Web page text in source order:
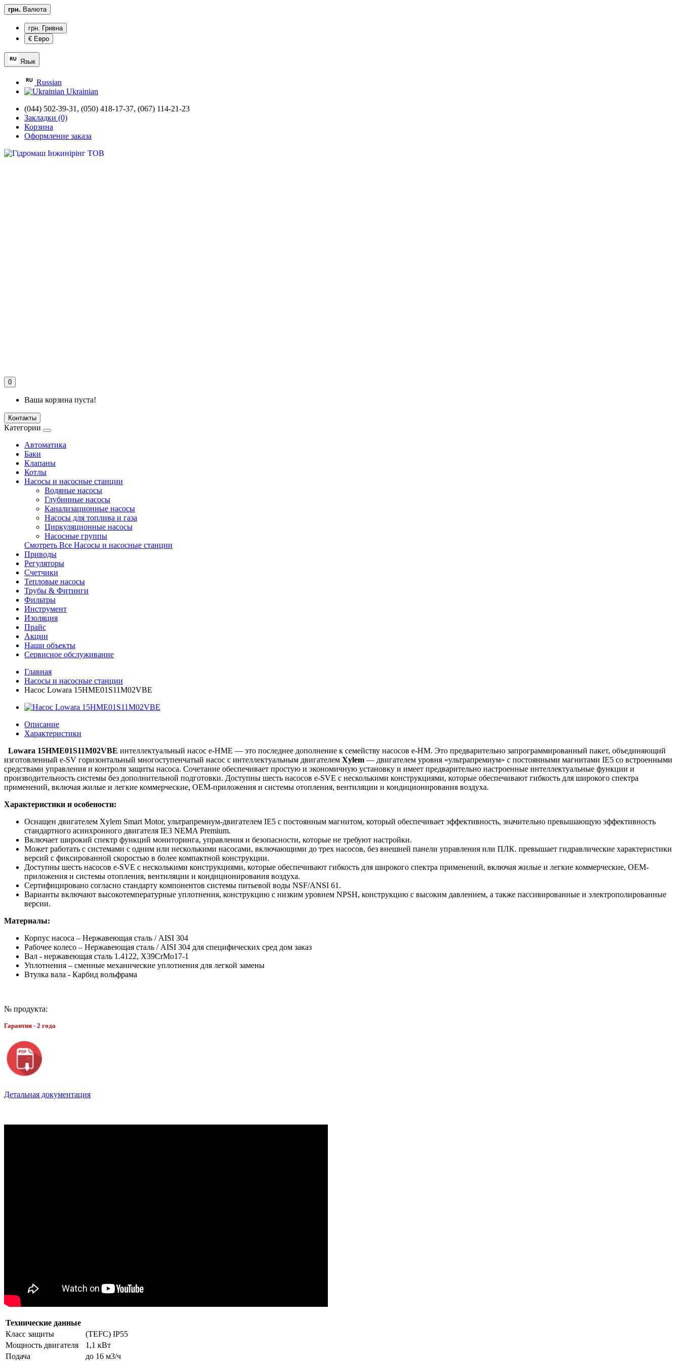
грн. Валюта
грн. Гривна
€ Евро
Язык
Russian
Ukrainian
(044) 502-39-31, (050) 418-17-37, (067) 114-21-23
Закладки (0)
Корзина
Оформление заказа
0
Ваша корзина пуста!
Контакты
Категории
Автоматика
Баки
Клапаны
Котлы
Насосы и насосные станции
Водяные насосы
Глубинные насосы
Канализационные насосы
Насосы для топлива и газа
Циркуляционные насосы
Насосные группы
Смотреть Все Насосы и насосные станции
Приводы
Регуляторы
Счетчики
Тепловые насосы
Трубы & Фитинги
Фильтры
Инструмент
Изоляция
Прайс
Акции
Наши объекты
Сервисное обслуживание
Главная
Насосы и насосные станции
Насос Lowara 15HME01S11M02VBE
Описание
Характеристики
Lowara 15HME01S11M02VBE интеллектуальный насос e-HME — это последнее дополнение к семейству насосов e-HM. Это предварительно запрограммированный пакет, объединяющий
изготовленный e-SV горизонтальный многоступенчатый насос с интеллектуальным двигателем Xylem — двигателем уровня «ультрапремиум» с постоянными магнитами IE5 со встроенными
средствами управления и контроля защиты насоса. Сочетание обеспечивает простую и экономичную установку и имеет предварительно настроенные интеллектуальные функции и
производительность системы без дополнительной подготовки. Доступны шесть насосов e-SVE с несколькими конструкциями, которые обеспечивают гибкость для широкого спектра
применений, включая жилые и легкие коммерческие, OEM-приложения и системы отопления, вентиляции и кондиционирования воздуха.
Характеристики и особености:
Оснащен двигателем Xylem Smart Motor, ультрапремиум-двигателем IE5 с постоянным магнитом, который обеспечивает эффективность, значительно превышающую эффективность
стандартного асинхронного двигателя IE3 NEMA Premium.
Включает широкий спектр функций мониторинга, управления и безопасности, которые не требуют настройки.
Может работать с системами с одним или несколькими насосами, включающими до трех насосов, без внешней панели управления или ПЛК. превышает гидравлические характеристики
версий с фиксированной скоростью в более компактной конструкции.
Доступны шесть насосов e-SVE с несколькими конструкциями, которые обеспечивают гибкость для широкого спектра применений, включая жилые и легкие коммерческие, OEM-
приложения и системы отопления, вентиляции и кондиционирования воздуха.
Сертифицировано согласно стандарту компонентов системы питьевой воды NSF/ANSI 61.
Варианты включают высокотемпературные уплотнения, конструкцию с низким уровнем NPSH, конструкцию с высоким давлением, а также пассивированные и электрополированные
версии.
Материалы:
Корпус насоса – Нержавеющая сталь / AISI 304
Рабочее колесо – Нержавеющая сталь / AISI 304 для специфических сред дом заказ
Вал - нержавеющая сталь 1.4122, X39CrMo17-1
Уплотнения – сменные механические уплотнения для легкой замены
Втулка вала - Карбид вольфрама
№ продукта:
Гарантия - 2 года
Детальная документация
Технические данные
Класс защиты
(TEFC) IP55
Мощность двигателя
1,1 кВт
Подача
до 16 м3/ч